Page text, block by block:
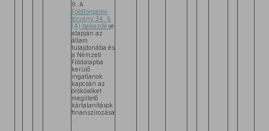
9. A
Földforgalmi
törvény 34. §
(4) bekezdése
alapján az
állam
tulajdonába és
a Nemzeti
Földalapba
kerülő
ingatlanok
kapcsán az
örökösöket
megillető
kártalanítások
finanszírozása